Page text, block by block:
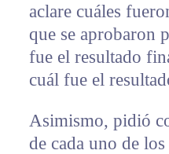
aclare cuáles
que se aprobaron
fue el resultado
cuál fue el
Asimismo, pidió
de cada uno de